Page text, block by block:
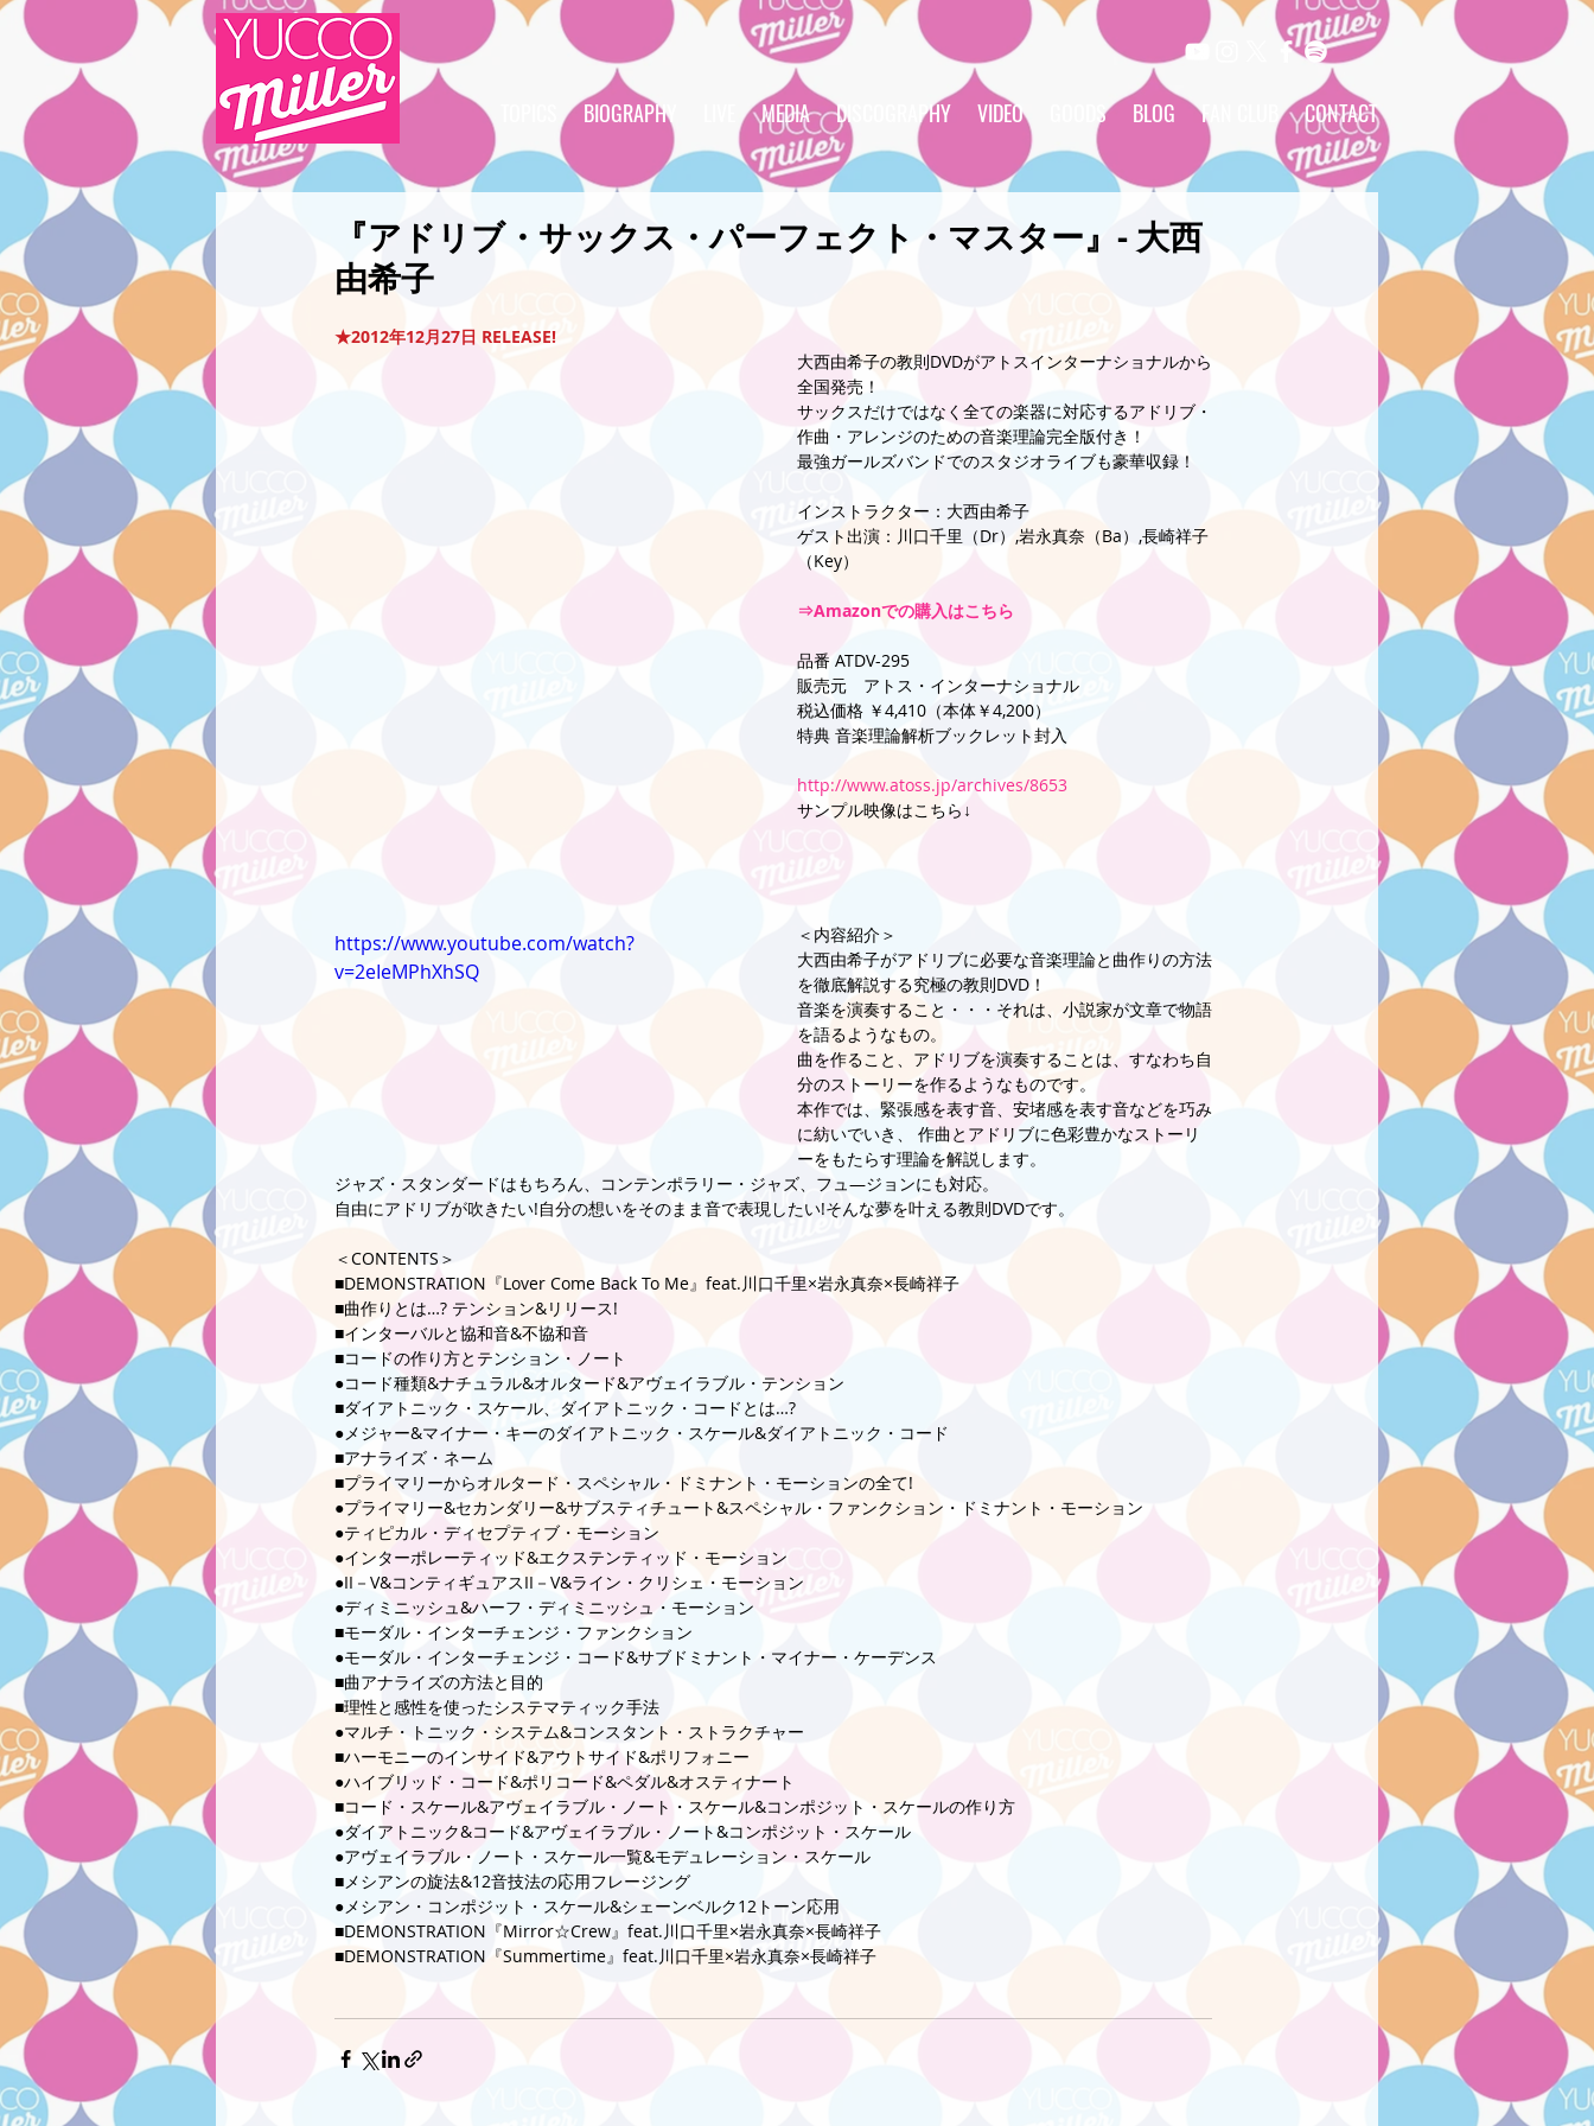
BIOGRAPHY MEDIA DISCOGRAPHY VIDEO GOODS BLOG FAN CLUB CONTACT
『アドリブ・サックス・パーフェクト・マスター』- 大西
由希子
★2012年12月27日 RELEASE!
大西由希子の教則DVDがアトスインターナショナルから
全国発売！
サックスだけではなく全ての楽器に対応するアドリブ・
作曲・アレンジのための音楽理論完全版付き！
最強ガールズバンドでのスタジオライブも豪華収録！
インストラクター：大西由希子
ゲスト出演：川口千里（Dr）,岩永真奈（Ba）,長崎祥子
（Key）
⇒Amazonでの購入はこちら
品番 ATDV-295
販売元　アトス・インターナショナル
税込価格 ￥4,410（本体￥4,200）
特典 音楽理論解析ブックレット封入
http://www.atoss.jp/archives/8653
サンプル映像はこちら↓
https://www.youtube.com/watch?
v=2eIeMPhXhSQ
＜内容紹介＞
大西由希子がアドリブに必要な音楽理論と曲作りの方法
を徹底解説する究極の教則DVD！
音楽を演奏すること・・・それは、小説家が文章で物語
を語るようなもの。
曲を作ること、アドリブを演奏することは、すなわち自
分のストーリーを作るようなものです。
本作では、緊張感を表す音、安堵感を表す音などを巧み
に紡いでいき、 作曲とアドリブに色彩豊かなストーリ
ーをもたらす理論を解説します。
ジャズ・スタンダードはもちろん、コンテンポラリー・ジャズ、フュ―ジョンにも対応。
自由にアドリブが吹きたい!自分の想いをそのまま音で表現したい!そんな夢を叶える教則DVDです。
＜CONTENTS＞
■DEMONSTRATION『Lover Come Back To Me』feat.川口千里×岩永真奈×長崎祥子
■曲作りとは…? テンション&リリース!
■インターバルと協和音&不協和音
■コードの作り方とテンション・ノート
●コード種類&ナチュラル&オルタード&アヴェイラブル・テンション
■ダイアトニック・スケール、ダイアトニック・コードとは…?
●メジャー&マイナー・キーのダイアトニック・スケール&ダイアトニック・コード
■アナライズ・ネーム
■プライマリーからオルタード・スペシャル・ドミナント・モーションの全て!
●プライマリー&セカンダリー&サブスティチュート&スペシャル・ファンクション・ドミナント・モーション
●ティピカル・ディセプティブ・モーション
●インターポレーティッド&エクステンティッド・モーション
●II－V&コンティギュアスII－V&ライン・クリシェ・モーション
●ディミニッシュ&ハーフ・ディミニッシュ・モーション
■モーダル・インターチェンジ・ファンクション
●モーダル・インターチェンジ・コード&サブドミナント・マイナー・ケーデンス
■曲アナライズの方法と目的
■理性と感性を使ったシステマティック手法
●マルチ・トニック・システム&コンスタント・ストラクチャー
■ハーモニーのインサイド&アウトサイド&ポリフォニー
●ハイブリッド・コード&ポリコード&ペダル&オスティナート
■コード・スケール&アヴェイラブル・ノート・スケール&コンポジット・スケールの作り方
●ダイアトニック&コード&アヴェイラブル・ノート&コンポジット・スケール
●アヴェイラブル・ノート・スケール一覧&モデュレーション・スケール
■メシアンの旋法&12音技法の応用フレージング
●メシアン・コンポジット・スケール&シェーンベルク12トーン応用
■DEMONSTRATION『Mirror☆Crew』feat.川口千里×岩永真奈×長崎祥子
■DEMONSTRATION『Summertime』feat.川口千里×岩永真奈×長崎祥子